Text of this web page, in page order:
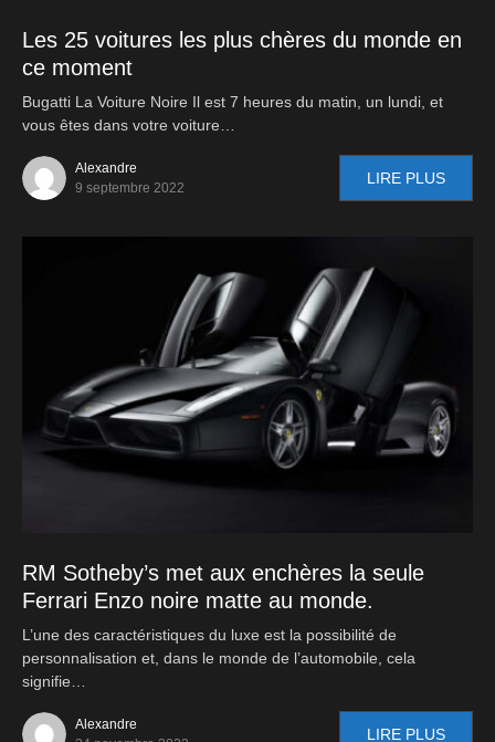
Les 25 voitures les plus chères du monde en
ce moment
Bugatti La Voiture Noire Il est 7 heures du matin, un lundi, et
vous êtes dans votre voiture…
Alexandre
9 septembre 2022
LIRE PLUS
RM Sotheby’s met aux enchères la seule
Ferrari Enzo noire matte au monde.
L’une des caractéristiques du luxe est la possibilité de
personnalisation et, dans le monde de l’automobile, cela
signifie…
Alexandre
LIRE PLUS